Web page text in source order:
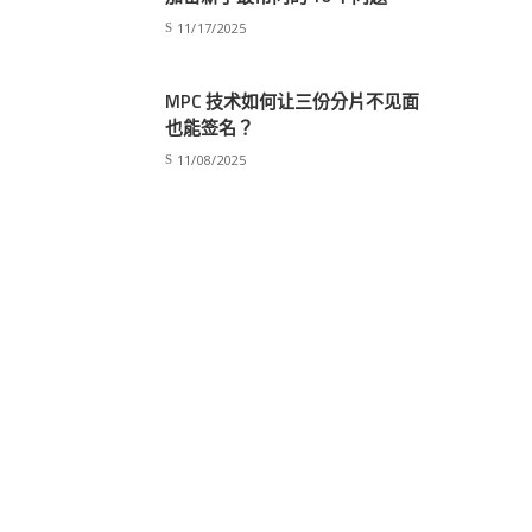
11/17/2025
MPC 技术如何让三份分片不见面
也能签名？
11/08/2025